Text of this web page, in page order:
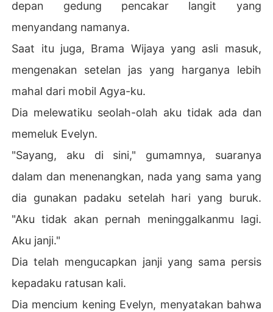
nikahan kami, kehidupan kami bersama selama amnesia
nya, adalah rahasia yang harus dikubur.
Saat dia menggendong Evelyn keluar dari ruangan, mat
anya yang sedingin es menatapku untuk terakhir kaliny
a.
yapkan.
depan gedung pencakar langit yang
menyandang namanya.
Saat itu juga, Brama Wijaya yang asli masuk,
mengenakan setelan jas yang harganya lebih
mahal dari mobil Agya-ku.
Dia melewatiku seolah-olah aku tidak ada dan
memeluk Evelyn.
"Sayang, aku di sini," gumamnya, suaranya
dalam dan menenangkan, nada yang sama yang
dia gunakan padaku setelah hari yang buruk.
"Aku tidak akan pernah meninggalkanmu lagi.
Aku janji."
Dia telah mengucapkan janji yang sama persis
kepadaku ratusan kali.
Dia mencium kening Evelyn, menyatakan bahwa